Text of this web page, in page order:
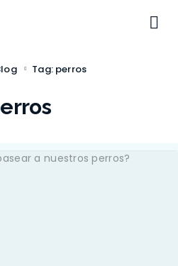
Blog Tag: perros